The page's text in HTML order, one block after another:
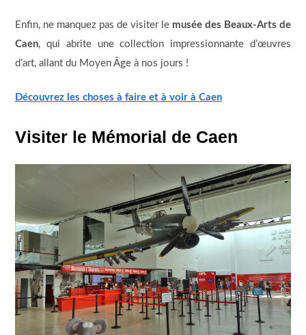
Enfin, ne manquez pas de visiter le musée des Beaux-Arts de
Caen, qui abrite une collection impressionnante d’œuvres
d’art, allant du Moyen Âge à nos jours !
Découvrez les choses à faire et à voir à Caen
Visiter le Mémorial de Caen